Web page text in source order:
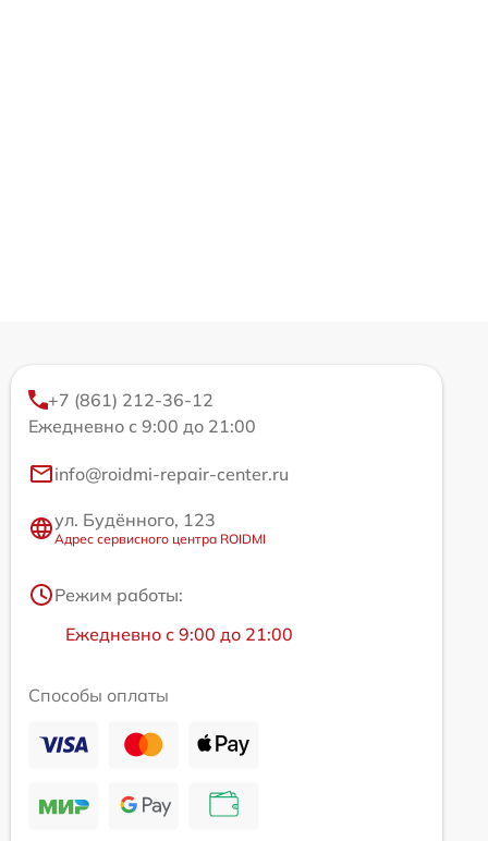
+7 (861) 212-36-12
Ежедневно с 9:00 до 21:00
info@roidmi-repair-center.ru
ул. Будённого, 123
Адрес сервисного центра ROIDMI
Режим работы:
Ежедневно с 9:00 до 21:00
Способы оплаты